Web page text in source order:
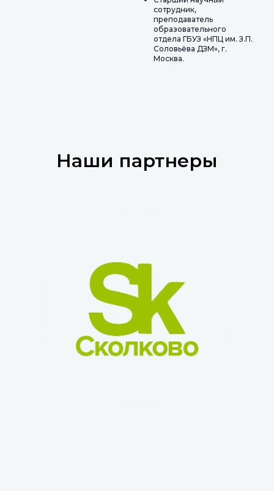
сотрудник,
преподаватель
образовательного
отдела ГБУЗ «НПЦ им. З.П.
Соловьёва ДЗМ», г.
Москва.
Наши партнеры